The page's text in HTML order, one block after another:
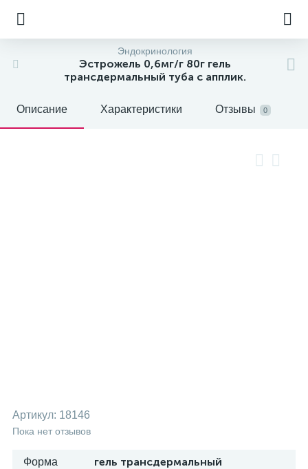
Эндокринология
Эстрожель 0,6мг/г 80г гель
трансдермальный туба с апплик.
Описание Характеристики Отзывы 0
Артикул: 18146
Пока нет отзывов
Форма гель трансдермальный